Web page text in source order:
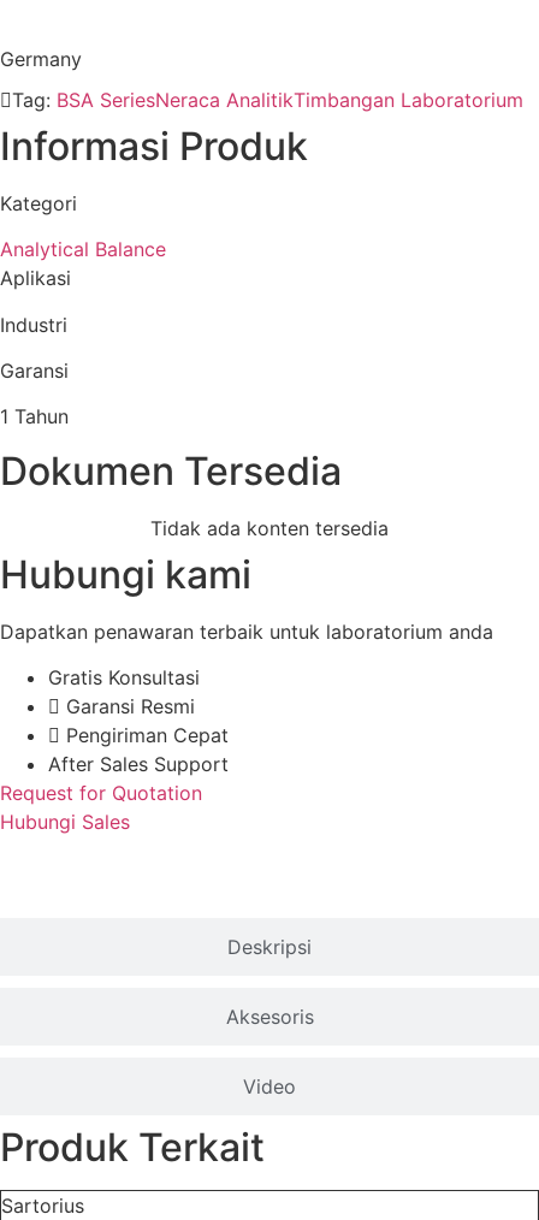
Germany
Tag: BSA SeriesNeraca AnalitikTimbangan Laboratorium
Informasi Produk
Kategori
Analytical Balance
Aplikasi
Industri
Garansi
1 Tahun
Dokumen Tersedia
Tidak ada konten tersedia
Hubungi kami
Dapatkan penawaran terbaik untuk laboratorium anda
Gratis Konsultasi
Garansi Resmi
Pengiriman Cepat
After Sales Support
Request for Quotation
Hubungi Sales
Deskripsi
Aksesoris
Video
Produk Terkait
Sartorius